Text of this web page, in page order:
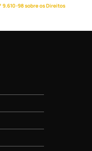
9.610-98 sobre os Direitos